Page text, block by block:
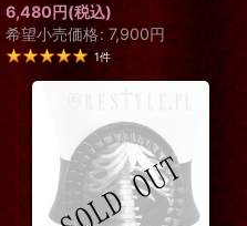
6,480円(税込)
希望小売価格: 7,900円
1件